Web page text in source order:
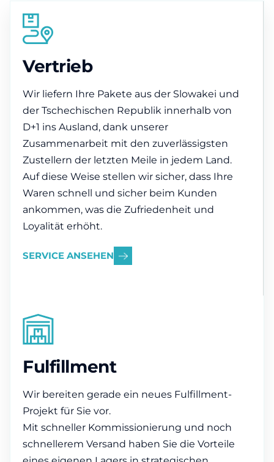
Vertrieb
Wir liefern Ihre Pakete aus der Slowakei und
der Tschechischen Republik innerhalb von
D+1 ins Ausland, dank unserer
Zusammenarbeit mit den zuverlässigsten
Zustellern der letzten Meile in jedem Land.
Auf diese Weise stellen wir sicher, dass Ihre
Waren schnell und sicher beim Kunden
ankommen, was die Zufriedenheit und
Loyalität erhöht.
SERVICE ANSEHEN
Fulfillment
Wir bereiten gerade ein neues Fulfillment-
Projekt für Sie vor.
Mit schneller Kommissionierung und noch
schnellerem Versand haben Sie die Vorteile